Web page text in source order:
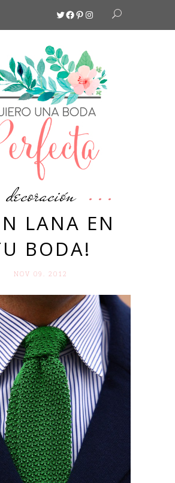
Twitter
Facebook
Pinterest
Instagram
decoración
LANA EN
BODA!
NOV 09. 2012